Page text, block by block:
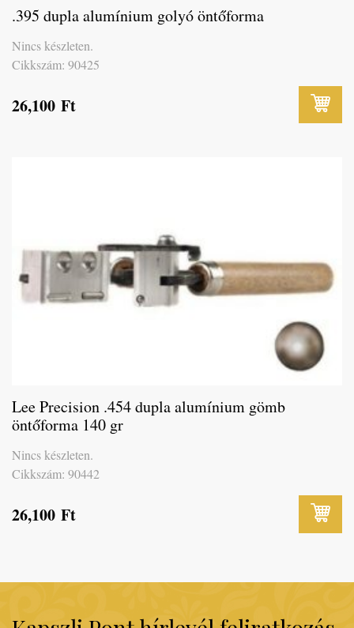
.395 dupla alumínium golyó öntőforma
Nincs készleten.
Cikkszám: 90425
26,100 Ft
Lee Precision .454 dupla alumínium gömb
öntőforma 140 gr
Nincs készleten.
Cikkszám: 90442
26,100 Ft